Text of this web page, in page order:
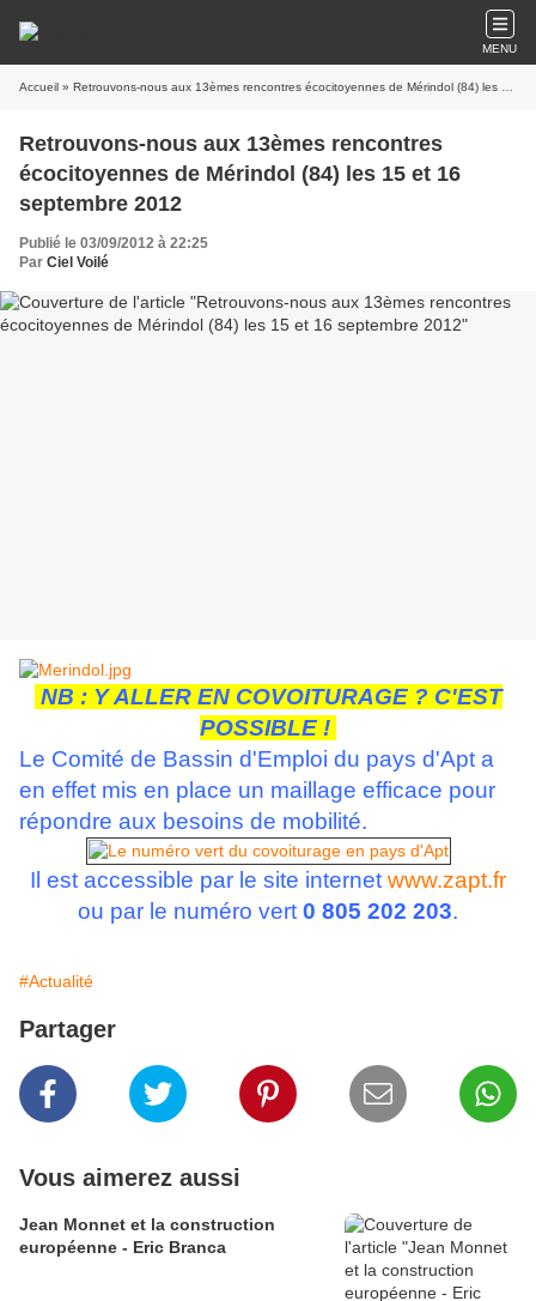
MENU
Accueil » Retrouvons-nous aux 13èmes rencontres écocitoyennes de Mérindol (84) les 15 et 16 septembre 2012
Retrouvons-nous aux 13èmes rencontres
écocitoyennes de Mérindol (84) les 15 et 16
septembre 2012
Publié le 03/09/2012 à 22:25
Par Ciel Voilé
NB : Y ALLER EN COVOITURAGE ? C'EST
POSSIBLE !
Le Comité de Bassin d'Emploi du pays d'Apt a
en effet mis en place un maillage efficace pour
répondre aux besoins de mobilité.
Il est accessible par le site internet www.zapt.fr
ou par le numéro vert 0 805 202 203.
#Actualité
Partager
Vous aimerez aussi
Jean Monnet et la construction
européenne - Eric Branca